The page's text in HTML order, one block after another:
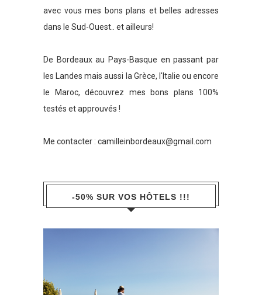
avec vous mes bons plans et belles adresses
dans le Sud-Ouest.. et ailleurs!
De Bordeaux au Pays-Basque en passant par
les Landes mais aussi la Grèce, l'Italie ou encore
le Maroc, découvrez mes bons plans 100%
testés et approuvés !
Me contacter : camilleinbordeaux@gmail.com
-50% SUR VOS HÔTELS !!!